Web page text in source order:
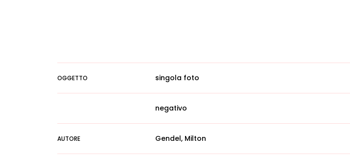
OGGETTO singola foto
negativo
AUTORE Gendel, Milton